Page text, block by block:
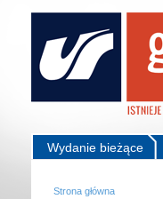
Wydanie bieżące
Strona główna